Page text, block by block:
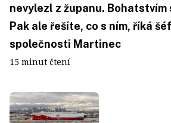
nevylezl z županu. Bohatstvím
Pak ale řešíte, co s ním, říká
společnosti Martinec
15 minut čtení